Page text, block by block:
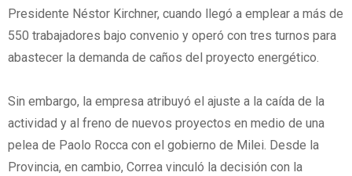
Presidente Néstor Kirchner, cuando llegó a emplear a más de
550 trabajadores bajo convenio y operó con tres turnos para
abastecer la demanda de caños del proyecto energético.
Sin embargo, la empresa atribuyó el ajuste a la caída de la
actividad y al freno de nuevos proyectos en medio de una
pelea de Paolo Rocca con el gobierno de Milei. Desde la
Provincia, en cambio, Correa vinculó la decisión con la